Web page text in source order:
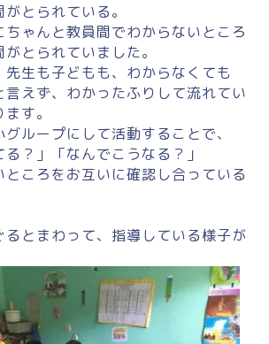
とられている。
ゃんと教員間でわからないところ
とられていました。
先生も子どもも、わからなくても
言えず、わかったふりして流れてい
す。
ループにして活動することで、
る？」「なんでこうなる？」
ところをお互いに確認し合っている
るとまわって、指導している様子が